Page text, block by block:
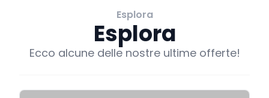
Esplora
Esplora
Ecco alcune delle nostre ultime offerte!